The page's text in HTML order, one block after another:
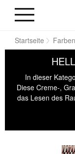
Startseite Farben
In dieser
Diese Creme-,
das Lesen des
und schaffen